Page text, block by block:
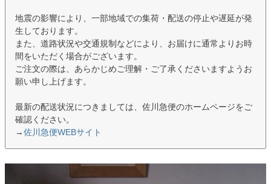
地震の影響により、一部地域での集荷・配送の停止や遅延が発
生しております。
また、道路状況や交通規制などにより、お届けに通常よりお時
間をいただく場合がございます。
ご注文の際は、あらかじめご理解・ご了承くださいますようお
願い申し上げます。
最新の配送状況につきましては、佐川急便のホームページをご
確認ください。
→佐川急便WEBサイト